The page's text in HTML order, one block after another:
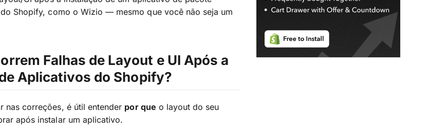
Shopify, como o Wizio — mesmo que você não seja um
Falhas de Layout e UI Após a
Aplicativos do Shopify?
nas correções, é útil entender por que o layout do seu
após instalar um aplicativo.